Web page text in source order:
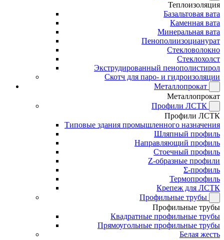
Теплоизоляция
Базальтовая вата
Каменная вата
Минеральная вата
Пенополиизоцианурат
Стекловолокно
Стеклохолст
Экструдированный пенополистирол
Скотч для паро- и гидроизоляции
Металлопрокат
Металлопрокат
Профили ЛСТК
Профили ЛСТК
Типовые здания промышленного назначения
Шляпный профиль
Направляющий профиль
Стоечный профиль
Z-образные профили
Σ-профиль
Термопрофиль
Крепеж для ЛСТК
Профильные трубы
Профильные трубы
Квадратные профильные трубы
Прямоугольные профильные трубы
Белая жесть